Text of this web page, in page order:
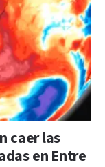
caer las
en Entre